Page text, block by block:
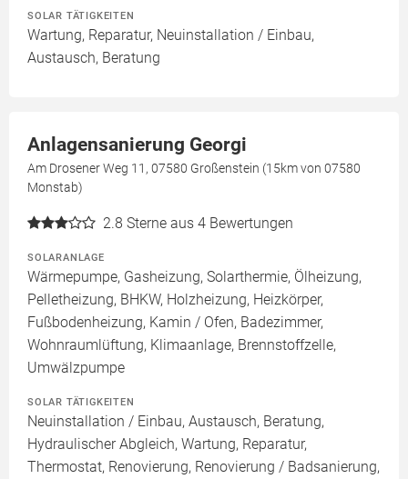
SOLAR TÄTIGKEITEN
Wartung, Reparatur, Neuinstallation / Einbau,
Austausch, Beratung
Anlagensanierung Georgi
Am Drosener Weg 11, 07580 Großenstein (15km von 07580
Monstab)
2.8 Sterne aus 4 Bewertungen
SOLARANLAGE
Wärmepumpe, Gasheizung, Solarthermie, Ölheizung,
Pelletheizung, BHKW, Holzheizung, Heizkörper,
Fußbodenheizung, Kamin / Ofen, Badezimmer,
Wohnraumlüftung, Klimaanlage, Brennstoffzelle,
Umwälzpumpe
SOLAR TÄTIGKEITEN
Neuinstallation / Einbau, Austausch, Beratung,
Hydraulischer Abgleich, Wartung, Reparatur,
Thermostat, Renovierung, Renovierung / Badsanierung,